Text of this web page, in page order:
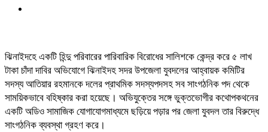
ঝিনাইদহে একটি হিন্দু পরিবারের পারিবারিক বিরোধের সালিশকে কেন্দ্র করে ৫ লাখ
টাকা চাঁদা দাবির অভিযোগে ঝিনাইদহ সদর উপজেলা যুবদলের আহ্বায়ক কমিটির
সদস্য আতিয়ার রহমানকে দলের প্রাথমিক সদস্যপদসহ সব সাংগঠনিক পদ থেকে
সাময়িকভাবে বহিষ্কার করা হয়েছে। অভিযুক্তের সঙ্গে ভুক্তভোগীর কথোপকথনের
একটি অডিও সামাজিক যোগাযোগমাধ্যমে ছড়িয়ে পড়ার পর জেলা যুবদল তার বিরুদ্ধে
সাংগঠনিক ব্যবস্থা গ্রহণ করে।